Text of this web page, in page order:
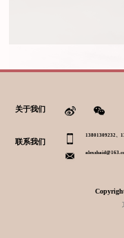
关于我们
联系我们
13801309232、